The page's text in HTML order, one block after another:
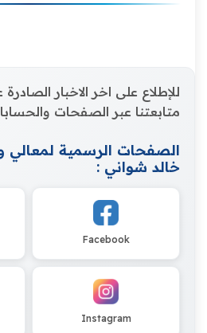
للإطلاع على اخر الاخبار الصادرة
متابعتنا عبر الصفحات
الصفحات الرسمية لمعالي
خالد شواني :
Facebook
Instagram